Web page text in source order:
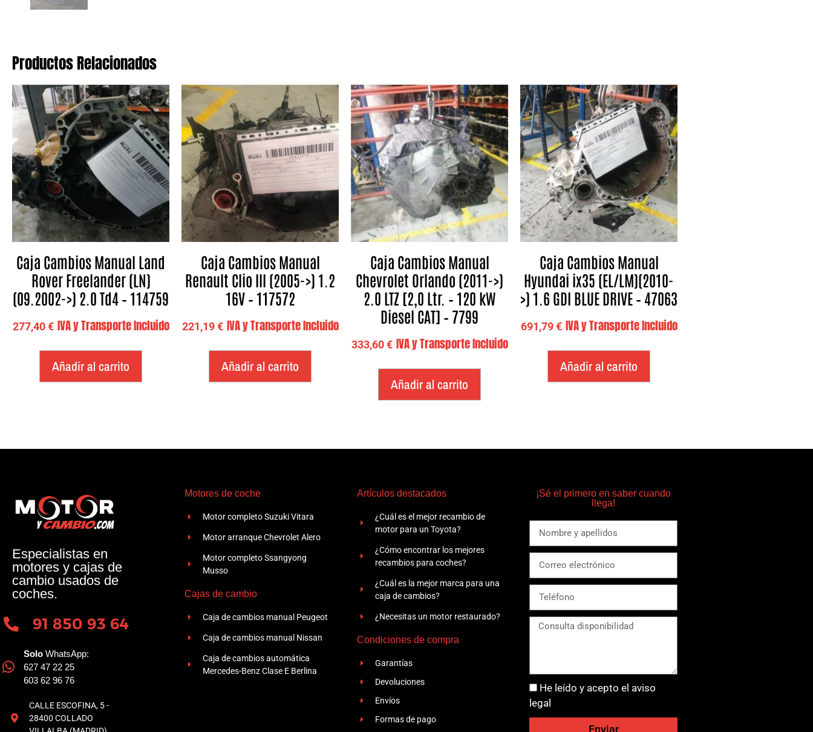
Productos Relacionados
Caja Cambios Manual Land
Rover Freelander (LN)
(09.2002->) 2.0 Td4 – 114759
277,40€ IVA y Transporte Incluido
Añadir al carrito
Caja Cambios Manual
Renault Clio III (2005->) 1.2
16V – 117572
221,19€ IVA y Transporte Incluido
Añadir al carrito
Caja Cambios Manual
Chevrolet Orlando (2011->)
2.0 LTZ [2,0 Ltr. – 120 kW
Diesel CAT] – 7799
333,60€ IVA y Transporte Incluido
Añadir al carrito
Caja Cambios Manual
Hyundai ix35 (EL/LM)(2010-
>) 1.6 GDI BLUE DRIVE – 47063
691,79€ IVA y Transporte Incluido
Añadir al carrito
Especialistas en
motores y cajas de
cambio usados de
coches.
91 850 93 64
Solo WhatsApp:
627 47 22 25
603 62 96 76
CALLE ESCOFINA, 5 -
28400 COLLADO
Motores de coche
Motor completo Suzuki Vitara
Motor arranque Chevrolet Alero
Motor completo Ssangyong
Musso
Cajas de cambio
Caja de cambios manual Peugeot
Caja de cambios manual Nissan
Caja de cambios automática
Mercedes-Benz Clase E Berlina
Artículos destacados
¿Cuál es el mejor recambio de
motor para un Toyota?
¿Cómo encontrar los mejores
recambios para coches?
¿Cuál es la mejor marca para una
caja de cambios?
¿Necesitas un motor restaurado?
Condiciones de compra
Garantías
Devoluciones
Envíos
Formas de pago
¡Sé el primero en saber cuando
llega!
He leído y acepto el aviso
legal
Enviar